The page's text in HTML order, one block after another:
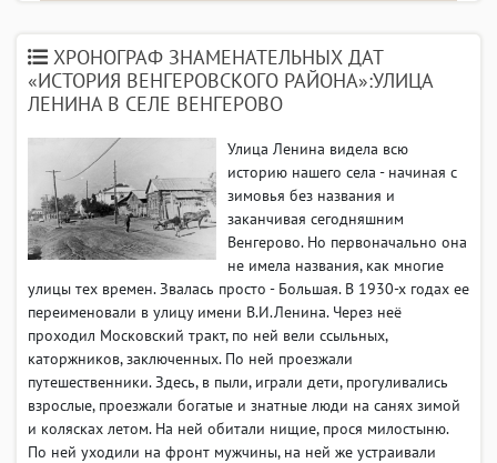
ХРОНОГРАФ ЗНАМЕНАТЕЛЬНЫХ ДАТ
«ИСТОРИЯ ВЕНГЕРОВСКОГО РАЙОНА»:УЛИЦА
ЛЕНИНА В СЕЛЕ ВЕНГЕРОВО
Улица Ленина видела всю
историю нашего села - начиная с
зимовья без названия и
заканчивая сегодняшним
Венгерово. Но первоначально она
не имела названия, как многие
улицы тех времен. Звалась просто - Большая. В 1930-х годах ее
переименовали в улицу имени В.И.Ленина. Через неё
проходил Московский тракт, по ней вели ссыльных,
каторжников, заключенных. По ней проезжали
путешественники. Здесь, в пыли, играли дети, прогуливались
взрослые, проезжали богатые и знатные люди на санях зимой
и колясках летом. На ней обитали нищие, прося милостыню.
По ней уходили на фронт мужчины, на ней же устраивали